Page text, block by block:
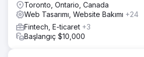
En önemlisi, Azuro ile ortaklık
motorlarında daha iyi sıralamalar elde
büyük bir artış gördük ve daha kaliteli
müşteriler elde ediyoruz." - Hunter
Toronto, Ontario, Canada
Web Tasarımı, Website Bakımı +24
Fintech, E-ticaret +3
Başlangıç $10,000